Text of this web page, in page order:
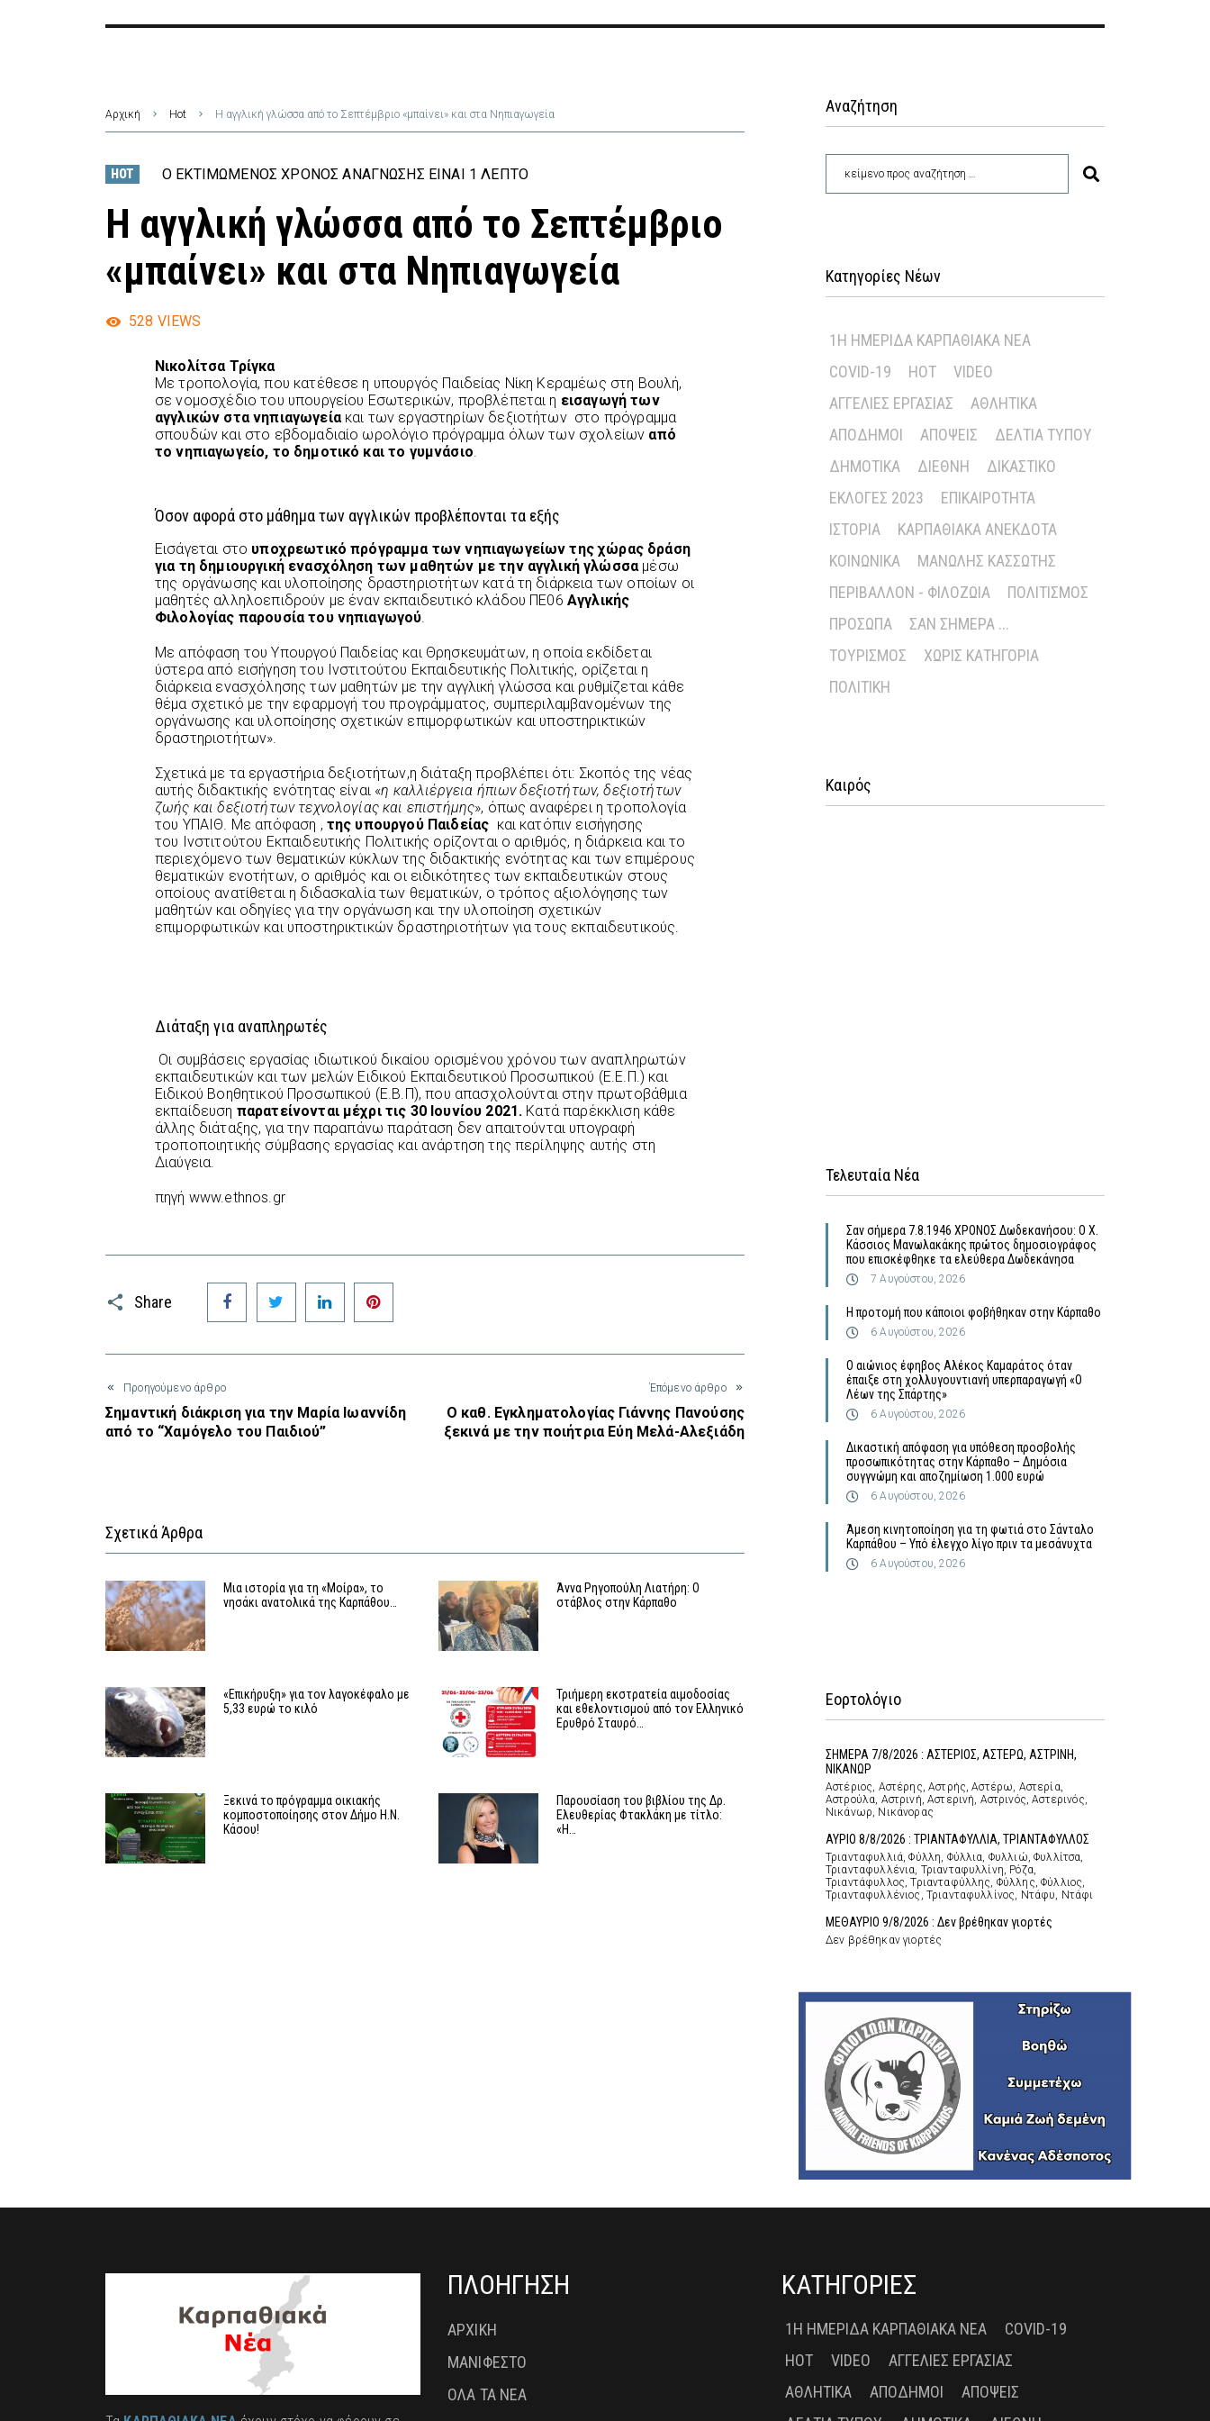
Αρχική Hot H αγγλική γλώσσα από το Σεπτέμβριο «μπαίνει» και στα Νηπιαγωγεία
HOT Ο ΕΚΤΙΜΏΜΕΝΟΣ ΧΡΌΝΟΣ ΑΝΆΓΝΩΣΗΣ ΕΊΝΑΙ 1 ΛΕΠΤΌ
H αγγλική γλώσσα από το Σεπτέμβριο
«μπαίνει» και στα Νηπιαγωγεία
528 VIEWS
Νικολίτσα Τρίγκα
Με τροπολογία, που κατέθεσε η υπουργός Παιδείας Νίκη Κεραμέως στη Βουλή,
σε νομοσχέδιο του υπουργείου Εσωτερικών, προβλέπεται η εισαγωγή των
αγγλικών στα νηπιαγωγείακαι των εργαστηρίων δεξιοτήτων στο πρόγραμμα
σπουδών και στο εβδομαδιαίο ωρολόγιο πρόγραμμα όλων των σχολείων από
το νηπιαγωγείο, το δημοτικό και το γυμνάσιο.
Όσον αφορά στο μάθημα των αγγλικών προβλέπονται τα εξής
Εισάγεται στο υποχρεωτικό πρόγραμμα των νηπιαγωγείων της χώρας δράση
για τη δημιουργική ενασχόληση των μαθητών με την αγγλική γλώσσα μέσω
της οργάνωσης και υλοποίησης δραστηριοτήτων κατά τη διάρκεια των οποίων οι
μαθητές αλληλοεπιδρούν με έναν εκπαιδευτικό κλάδου ΠΕ06 Αγγλικής
Φιλολογίας παρουσία του νηπιαγωγού.
Με απόφαση του Υπουργού Παιδείας και Θρησκευμάτων, η οποία εκδίδεται
ύστερα από εισήγηση του Ινστιτούτου Εκπαιδευτικής Πολιτικής, ορίζεται η
διάρκεια ενασχόλησης των μαθητών με την αγγλική γλώσσα και ρυθμίζεται κάθε
θέμα σχετικό με την εφαρμογή του προγράμματος, συμπεριλαμβανομένων της
οργάνωσης και υλοποίησης σχετικών επιμορφωτικών και υποστηρικτικών
δραστηριοτήτων».
Σχετικά με τα εργαστήρια δεξιοτήτων,η διάταξη προβλέπει ότι: Σκοπός της νέας
αυτής διδακτικής ενότητας είναι «η καλλιέργεια ήπιων δεξιοτήτων, δεξιοτήτων
ζωής και δεξιοτήτων τεχνολογίας και επιστήμης», όπως αναφέρει η τροπολογία
του ΥΠΑΙΘ. Με απόφαση , της υπουργού Παιδείας και κατόπιν εισήγησης
του Ινστιτούτου Εκπαιδευτικής Πολιτικής ορίζονται ο αριθμός, η διάρκεια και το
περιεχόμενο των θεματικών κύκλων της διδακτικής ενότητας και των επιμέρους
θεματικών ενοτήτων, ο αριθμός και οι ειδικότητες των εκπαιδευτικών στους
οποίους ανατίθεται η διδασκαλία των θεματικών, ο τρόπος αξιολόγησης των
μαθητών και οδηγίες για την οργάνωση και την υλοποίηση σχετικών
επιμορφωτικών και υποστηρικτικών δραστηριοτήτων για τους εκπαιδευτικούς.
Διάταξη για αναπληρωτές
Οι συμβάσεις εργασίας ιδιωτικού δικαίου ορισμένου χρόνου των αναπληρωτών
εκπαιδευτικών και των μελών Ειδικού Εκπαιδευτικού Προσωπικού (Ε.Ε.Π.) και
Ειδικού Βοηθητικού Προσωπικού (Ε.Β.Π), που απασχολούνται στην πρωτοβάθμια
εκπαίδευση παρατείνονται μέχρι τις 30 Ιουνίου 2021. Κατά παρέκκλιση κάθε
άλλης διάταξης, για την παραπάνω παράταση δεν απαιτούνται υπογραφή
τροποποιητικής σύμβασης εργασίας και ανάρτηση της περίληψης αυτής στη
Διαύγεια.
πηγή www.ethnos.gr
Share
Facebook Twitter LinkedIn
Προηγούμενο άρθρο
Σημαντική διάκριση για την Μαρία Ιωαννίδη
από το “Χαμόγελο του Παιδιού”
Έπόμενο άρθρο
Ο καθ. Εγκληματολογίας Γιάννης Πανούσης
ξεκινά με την ποιήτρια Εύη Μελά-Αλεξιάδη
Σχετικά Άρθρα
Μια ιστορία για τη «Μοίρα», το
νησάκι ανατολικά της Καρπάθου…
Άννα Ρηγοπούλη Λιατήρη: Ο
στάβλος στην Κάρπαθο
«Επικήρυξη» για τον λαγοκέφαλο με
5,33 ευρώ το κιλό
Τριήμερη εκστρατεία αιμοδοσίας
και εθελοντισμού από τον Ελληνικό
Ερυθρό Σταυρό…
Ξεκινά το πρόγραμμα οικιακής
κομποστοποίησης στον Δήμο Η.Ν.
Κάσου!
Παρουσίαση του βιβλίου της Δρ.
Ελευθερίας Φτακλάκη με τίτλο:
«Η…
Αναζήτηση
Κατηγορίες Νέων
1Η ΗΜΕΡΊΔΑ ΚΑΡΠΑΘΙΑΚΆ ΝΈΑ
COVID-19
HOT
VIDEO
ΑΓΓΕΛΊΕΣ ΕΡΓΑΣΊΑΣ
ΑΘΛΗΤΙΚΆ
ΑΠΌΔΗΜΟΙ
ΑΠΌΨΕΙΣ
ΔΕΛΤΊΑ ΤΎΠΟΥ
ΔΗΜΟΤΙΚΆ
ΔΙΕΘΝΉ
ΔΙΚΑΣΤΙΚΌ
ΕΚΛΟΓΈΣ 2023
ΕΠΙΚΑΙΡΌΤΗΤΑ
ΙΣΤΟΡΊΑ
ΚΑΡΠΑΘΙΑΚΆ ΑΝΈΚΔΟΤΑ
ΚΟΙΝΩΝΙΚΆ
ΜΑΝΏΛΗΣ ΚΑΣΣΏΤΗΣ
ΠΕΡΙΒΆΛΛΟΝ - ΦΙΛΟΖΩΊΑ
ΠΟΛΙΤΙΣΜΌΣ
ΠΡΌΣΩΠΑ
ΣΑΝ ΣΉΜΕΡΑ ...
ΤΟΥΡΙΣΜΌΣ
ΧΩΡΊΣ ΚΑΤΗΓΟΡΊΑ
ΠΟΛΙΤΙΚΉ
Καιρός
Τελευταία Νέα
Σαν σήμερα 7.8.1946 ΧΡΟΝΟΣ Δωδεκανήσου: Ο Χ.
Κάσσιος Μανωλακάκης πρώτος δημοσιογράφος
που επισκέφθηκε τα ελεύθερα Δωδεκάνησα
7 Αυγούστου, 2026
Η προτομή που κάποιοι φοβήθηκαν στην Κάρπαθο
6 Αυγούστου, 2026
Ο αιώνιος έφηβος Αλέκος Καμαράτος όταν
έπαιξε στη χολλυγουντιανή υπερπαραγωγή «Ο
Λέων της Σπάρτης»
6 Αυγούστου, 2026
Δικαστική απόφαση για υπόθεση προσβολής
προσωπικότητας στην Κάρπαθο – Δημόσια
συγγνώμη και αποζημίωση 1.000 ευρώ
6 Αυγούστου, 2026
Άμεση κινητοποίηση για τη φωτιά στο Σάνταλο
Καρπάθου – Υπό έλεγχο λίγο πριν τα μεσάνυχτα
6 Αυγούστου, 2026
Εορτολόγιο
ΣΗΜΕΡΑ 7/8/2026 : ΑΣΤΕΡΙΟΣ, ΑΣΤΕΡΩ, ΑΣΤΡΙΝΗ,
ΝΙΚΑΝΩΡ
Αστέριος, Αστέρης, Αστρής, Αστέρω, Αστερία,
Αστρούλα, Αστρινή, Αστερινή, Αστρινός, Αστερινός,
Νικάνωρ, Νικάνορας
ΑΥΡΙΟ 8/8/2026 : ΤΡΙΑΝΤΑΦΥΛΛΙΑ, ΤΡΙΑΝΤΑΦΥΛΛΟΣ
Τριανταφυλλιά, Φύλλη, Φύλλια, Φυλλιώ, Φυλλίτσα,
Τριανταφυλλένια, Τριανταφυλλίνη, Ρόζα,
Τριαντάφυλλος, Τριανταφύλλης, Φύλλης, Φύλλιος,
Τριανταφυλλένιος, Τριανταφυλλίνος, Ντάφυ, Ντάφι
ΜΕΘΑΥΡΙΟ 9/8/2026 : Δεν βρέθηκαν γιορτές
Δεν βρέθηκαν γιορτές
ΠΛΟΗΓΗΣΗ
ΑΡΧΙΚΗ
ΜΑΝΙΦΕΣΤΟ
ΟΛΑ ΤΑ ΝΕΑ
ΚΑΤΗΓΟΡΙΕΣ
1Η ΗΜΕΡΊΔΑ ΚΑΡΠΑΘΙΑΚΆ ΝΈΑ
COVID-19
HOT
VIDEO
ΑΓΓΕΛΊΕΣ ΕΡΓΑΣΊΑΣ
ΑΘΛΗΤΙΚΆ
ΑΠΌΔΗΜΟΙ
ΑΠΌΨΕΙΣ